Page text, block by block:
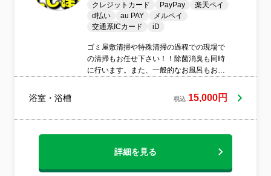
クレジットカード
PayPay
楽天ペイ
d払い
au PAY
メルペイ
交通系ICカード
iD
ゴミ屋敷清掃や特殊清掃の過程での現場で
の清掃もお任せ下さい！！除菌消臭も同時
に行います。また、一般的なお風呂もお任
浴室・浴槽 税込 15,000円
詳細を見る